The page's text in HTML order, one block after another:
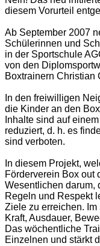
diesem Vorurteil
Ab September 2007
Schülerinnen und
in der Sportschule
von den
Boxtrainern Christian
In den freiwilligen
die Kinder an den
Inhalte sind auf
reduziert, d. h. es
sind verboten.
In diesem Projekt,
Förderverein Box out
Wesentlichen darum,
Regeln und Respekt
Ziele zu erreichen.
Kraft, Ausdauer,
Das wöchentliche
Einzelnen und stärkt